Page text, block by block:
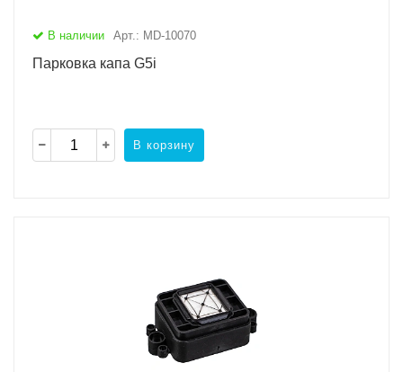
В наличии Арт.: MD-10070
Парковка капа G5i
В корзину